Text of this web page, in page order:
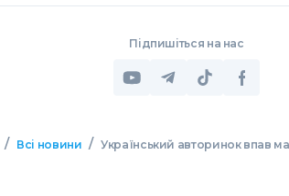
Підпишіться на нас
/ Всі новини / Український авторинок впав